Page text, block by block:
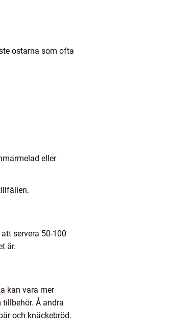
ostarna som ofta
eller
servera 50-100
är.
kan vara mer
Å andra
och knäckebröd.